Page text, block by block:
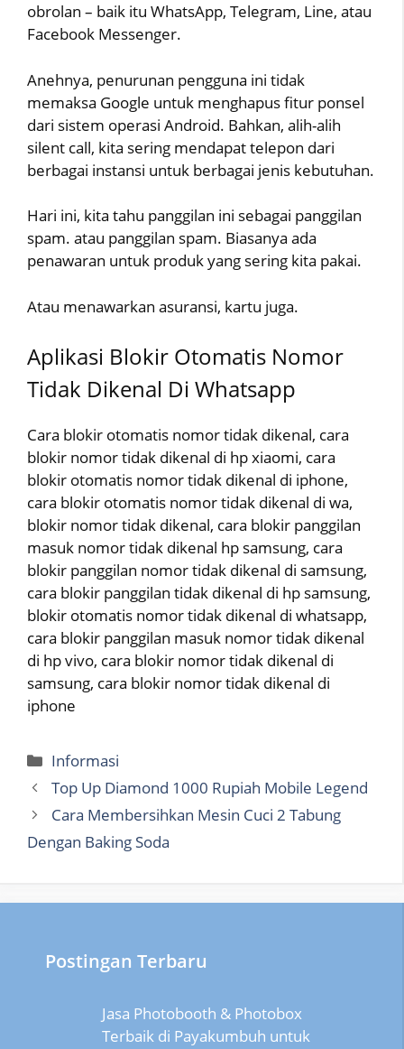
obrolan – baik itu WhatsApp, Telegram, Line, atau
Facebook Messenger.
Anehnya, penurunan pengguna ini tidak
memaksa Google untuk menghapus fitur ponsel
dari sistem operasi Android. Bahkan, alih-alih
silent call, kita sering mendapat telepon dari
berbagai instansi untuk berbagai jenis kebutuhan.
Hari ini, kita tahu panggilan ini sebagai panggilan
spam. atau panggilan spam. Biasanya ada
penawaran untuk produk yang sering kita pakai.
Atau menawarkan asuransi, kartu juga.
Aplikasi Blokir Otomatis Nomor
Tidak Dikenal Di Whatsapp
Cara blokir otomatis nomor tidak dikenal, cara
blokir nomor tidak dikenal di hp xiaomi, cara
blokir otomatis nomor tidak dikenal di iphone,
cara blokir otomatis nomor tidak dikenal di wa,
blokir nomor tidak dikenal, cara blokir panggilan
masuk nomor tidak dikenal hp samsung, cara
blokir panggilan nomor tidak dikenal di samsung,
cara blokir panggilan tidak dikenal di hp samsung,
blokir otomatis nomor tidak dikenal di whatsapp,
cara blokir panggilan masuk nomor tidak dikenal
di hp vivo, cara blokir nomor tidak dikenal di
samsung, cara blokir nomor tidak dikenal di
iphone
Categories
Informasi
Top Up Diamond 1000 Rupiah Mobile Legend
Cara Membersihkan Mesin Cuci 2 Tabung
Dengan Baking Soda
Postingan Terbaru
Jasa Photobooth & Photobox
Terbaik di Payakumbuh untuk